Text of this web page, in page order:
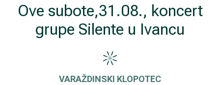
Ove subote,31.08., koncert
grupe Silente u Ivancu
VARAŽDINSKI KLOPOTEC